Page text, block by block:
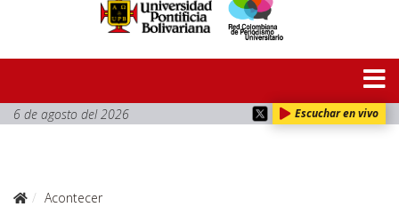
6 de agosto del 2026 Escuchar en vivo
Acontecer